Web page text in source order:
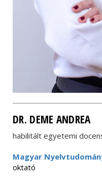
DR. DEME ANDREA
habilitált egyetemi
Magyar
oktató